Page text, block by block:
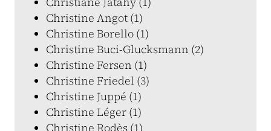
Christine Angot (1)
Christine Borello (1)
Christine Buci-Glucksmann (2)
Christine Fersen (1)
Christine Friedel (3)
Christine Juppé (1)
Christine Léger (1)
Christine Rodès (1)